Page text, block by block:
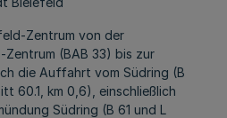
Zentrum von der
(BAB 33) bis zur
die Auffahrt vom Südring (B
60.1, km 0,6), einschließlich
Südring (B 61 und L